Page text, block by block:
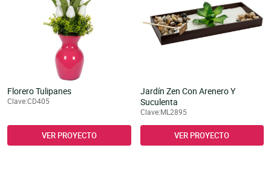
Florero Tulipanes
Clave:CD405
VER PROYECTO
Jardín Zen Con Arenero Y
Suculenta
Clave:ML2895
VER PROYECTO